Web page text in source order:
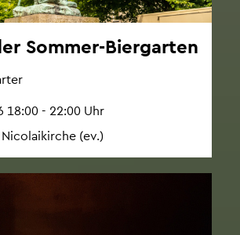
Som­mer-Bier­gar­ten
18:00 - 22:00 Uhr
(ev.)